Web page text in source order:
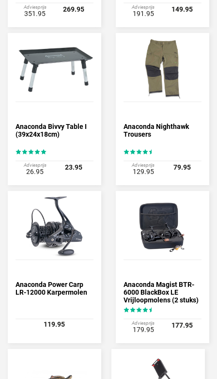
Adviesprijs
351.95
269.95 Adviesprijs
191.95
149.95
Anaconda Bivvy Table I
(39x24x18cm)
Adviesprijs
26.95
23.95
Anaconda Nighthawk
Trousers
Adviesprijs
129.95
79.95
Anaconda Power Carp
LR-12000 Karpermolen
119.95
Anaconda Magist BTR-
6000 BlackBox LE
Vrijloopmolens (2 stuks)
Adviesprijs
179.95
177.95